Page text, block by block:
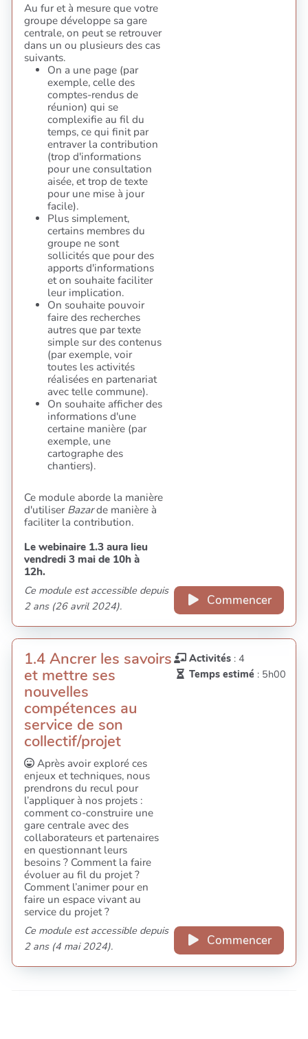
Au fur et à mesure que votre
groupe développe sa gare
centrale, on peut se retrouver
dans un ou plusieurs des cas
suivants.
On a une page (par
exemple, celle des
comptes-rendus de
réunion) qui se
complexifie au fil du
temps, ce qui finit par
entraver la contribution
(trop d'informations
pour une consultation
aisée, et trop de texte
pour une mise à jour
facile).
Plus simplement,
certains membres du
groupe ne sont
sollicités que pour des
apports d'informations
et on souhaite faciliter
leur implication.
On souhaite pouvoir
faire des recherches
autres que par texte
simple sur des contenus
(par exemple, voir
toutes les activités
réalisées en partenariat
avec telle commune).
On souhaite afficher des
informations d'une
certaine manière (par
exemple, une
cartographe des
chantiers).
Ce module aborde la manière
d'utiliser Bazarde manière à
faciliter la contribution.
Le webinaire 1.3 aura lieu
vendredi 3 mai de 10h à
12h.
Ce module est accessible depuis
2 ans (26 avril 2024).
Commencer
1.4 Ancrer les savoirs
et mettre ses
nouvelles
compétences au
service de son
collectif/projet
Après avoir exploré ces
enjeux et techniques, nous
prendrons du recul pour
l’appliquer à nos projets :
comment co-construire une
gare centrale avec des
collaborateurs et partenaires
en questionnant leurs
besoins ? Comment la faire
évoluer au fil du projet ?
Comment l’animer pour en
faire un espace vivant au
service du projet ?
Ce module est accessible depuis
2 ans (4 mai 2024).
Activités : 4
Temps estimé : 5h00
Commencer